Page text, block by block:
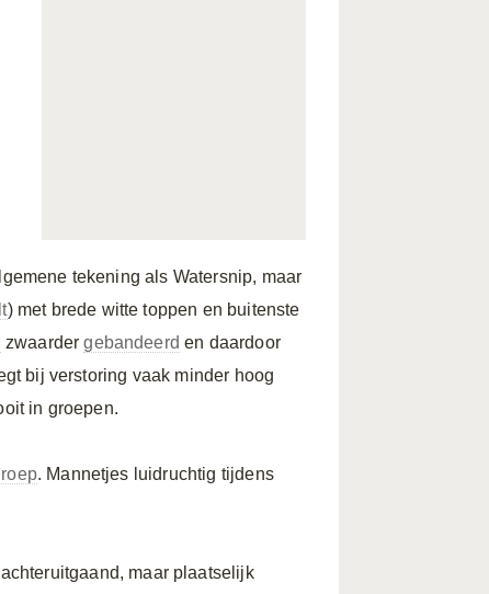
tekening als Watersnip, maar
) met brede witte toppen en buitenste
zwaardergebandeerd en daardoor
bij verstoring vaak minder hoog
in groepen.
roep. Mannetjes luidruchtig tijdens
achteruitgaand, maar plaatselijk